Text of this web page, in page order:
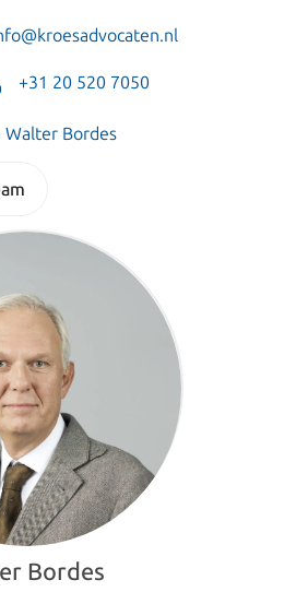
+31 20 520 7050
Walter Bordes
Bordes